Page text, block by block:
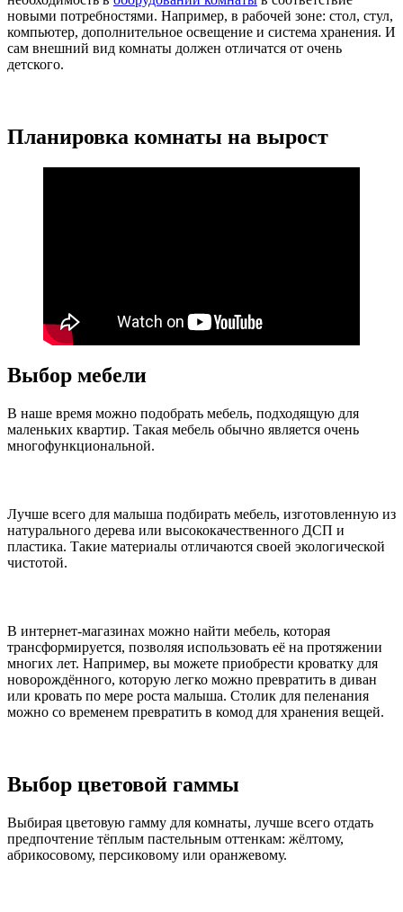
новыми потребностями. Например, в рабочей зоне: стол, стул,
компьютер, дополнительное освещение и система хранения. И
сам внешний вид комнаты должен отличатся от очень
детского.
Планировка комнаты на вырост
Выбор мебели
В наше время можно подобрать мебель, подходящую для
маленьких квартир. Такая мебель обычно является очень
многофункциональной.
Лучше всего для малыша подбирать мебель, изготовленную из
натурального дерева или высококачественного ДСП и
пластика. Такие материалы отличаются своей экологической
чистотой.
В интернет-магазинах можно найти мебель, которая
трансформируется, позволяя использовать её на протяжении
многих лет. Например, вы можете приобрести кроватку для
новорождённого, которую легко можно превратить в диван
или кровать по мере роста малыша. Столик для пеленания
можно со временем превратить в комод для хранения вещей.
Выбор цветовой гаммы
Выбирая цветовую гамму для комнаты, лучше всего отдать
предпочтение тёплым пастельным оттенкам: жёлтому,
абрикосовому, персиковому или оранжевому.